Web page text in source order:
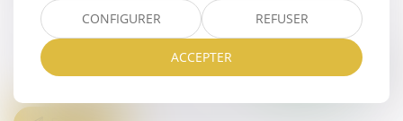
Code de vérification
CONFIGURER REFUSER
ACCEPTER